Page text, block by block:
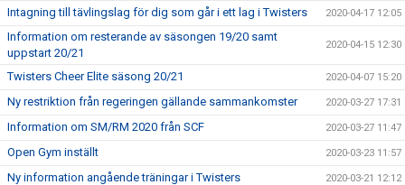
Intagning till tävlingslag för dig som går i ett lag i Twisters 2020-04-17 12:05
Information om resterande av säsongen 19/20 samt
uppstart 20/21
2020-04-15 12:30
Twisters Cheer Elite säsong 20/21 2020-04-07 15:20
Ny restriktion från regeringen gällande sammankomster 2020-03-27 17:31
Information om SM/RM 2020 från SCF 2020-03-27 11:47
Open Gym inställt 2020-03-23 11:57
Ny information angående träningar i Twisters 2020-03-21 12:12